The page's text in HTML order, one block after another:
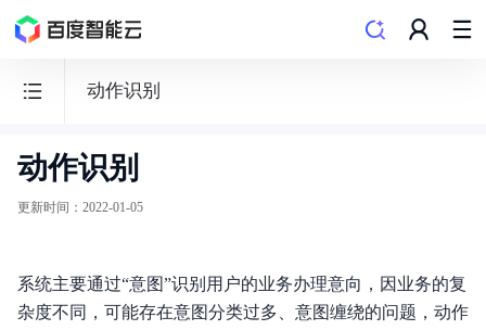
动作识别
客
悦
客
服
动作识别
更新时间 ： 2022-01-05
系统主要通过“意图”识别用户的业务办理意向，因业务的复
杂度不同，可能存在意图分类过多、意图缠绕的问题，动作